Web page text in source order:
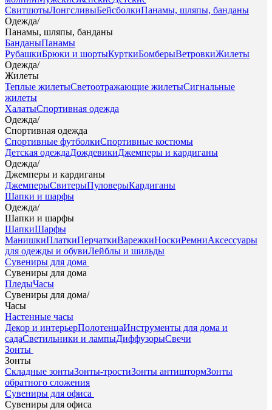
СвитшотыЛонгсливыБейсболкиПанамы, шляпы, банданы
Одежда/
Панамы, шляпы, банданы
БанданыПанамы
РубашкиБрюки и шортыКурткиБомберыВетровкиЖилеты
Одежда/
Жилеты
Теплые жилетыСветоотражающие жилетыСигнальные
жилеты
ХалатыСпортивная одежда
Одежда/
Спортивная одежда
Спортивные футболкиСпортивные костюмы
Детская одеждаДождевикиДжемперы и кардиганы
Одежда/
Джемперы и кардиганы
ДжемперыСвитерыПуловерыКардиганы
Шапки и шарфы
Одежда/
Шапки и шарфы
ШапкиШарфы
МанишкиПлаткиПерчаткиВарежкиНоскиРемниАксессуары
для одежды и обувиЛейблы и шильды
Сувениры для дома
Сувениры для дома
ПледыЧасы
Сувениры для дома/
Часы
Настенные часы
Декор и интерьерПолотенцаИнструменты для дома и
садаСветильники и лампыДиффузорыСвечи
Зонты
Зонты
Складные зонтыЗонты-тростиЗонты антиштормЗонты
обратного сложения
Сувениры для офиса
Сувениры для офиса